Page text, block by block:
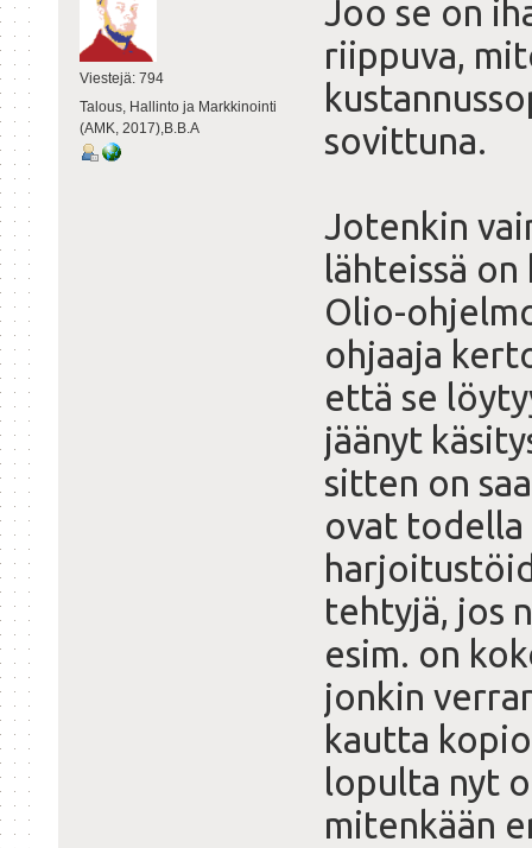
Viestejä: 794
Talous, Hallinto ja Markkinointi
(AMK, 2017),B.B.A
Joo se on
riippuva,
sovittuna.
Jotenkin
lähteissä
Olio-
ohjaaja
että se
jäänyt
sitten on
ovat todella
tehtyjä, jos
esim. on
jonkin
kautta
lopulta nyt
mitenkään